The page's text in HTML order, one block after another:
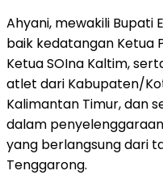
Ahyani, mewakili Bupati
baik kedatangan Ketua
Ketua SOIna Kaltim,
atlet dari Kabupaten/
Kalimantan Timur, dan
dalam penyelenggaraan
yang berlangsung dari
Tenggarong.